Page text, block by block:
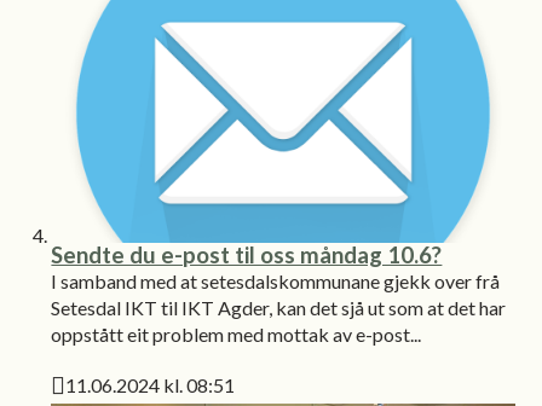
Sendte du e-post til oss måndag 10.6?
I samband med at setesdalskommunane gjekk over frå
Setesdal IKT til IKT Agder, kan det sjå ut som at det har
oppstått eit problem med mottak av e-post...
Publisert
11.06.2024 kl. 08:51